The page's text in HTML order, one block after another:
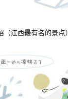
江西最有名的景点）